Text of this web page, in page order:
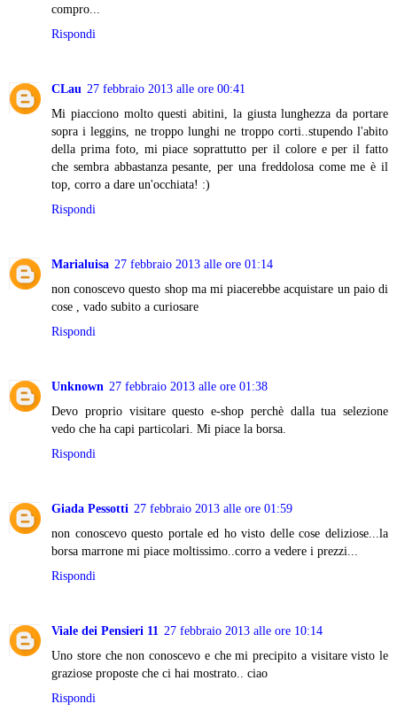
compro...
Rispondi
CLau 27 febbraio 2013 alle ore 00:41
Mi piacciono molto questi abitini, la giusta lunghezza da portare
sopra i leggins, ne troppo lunghi ne troppo corti..stupendo l'abito
della prima foto, mi piace soprattutto per il colore e per il fatto
che sembra abbastanza pesante, per una freddolosa come me è il
top, corro a dare un'occhiata! :)
Rispondi
Marialuisa 27 febbraio 2013 alle ore 01:14
non conoscevo questo shop ma mi piacerebbe acquistare un paio di
cose , vado subito a curiosare
Rispondi
Unknown 27 febbraio 2013 alle ore 01:38
Devo proprio visitare questo e-shop perchè dalla tua selezione
vedo che ha capi particolari. Mi piace la borsa.
Rispondi
Giada Pessotti 27 febbraio 2013 alle ore 01:59
non conoscevo questo portale ed ho visto delle cose deliziose...la
borsa marrone mi piace moltissimo..corro a vedere i prezzi...
Rispondi
Viale dei Pensieri 11 27 febbraio 2013 alle ore 10:14
Uno store che non conoscevo e che mi precipito a visitare visto le
graziose proposte che ci hai mostrato.. ciao
Rispondi